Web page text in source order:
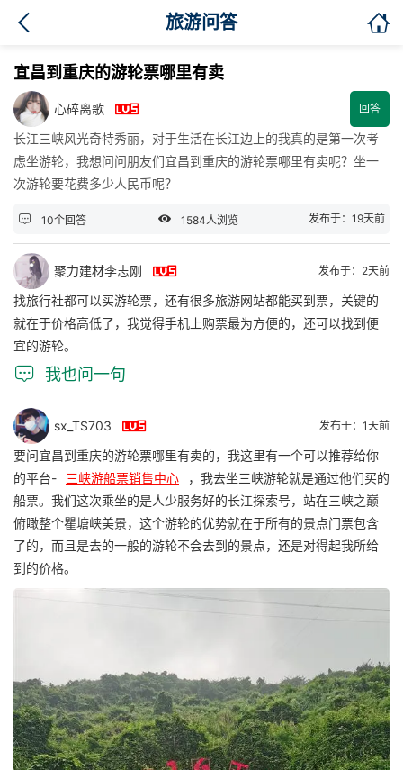
旅游问答 
宜昌到重庆的游轮票哪里有卖
心碎离歌  回答
长江三峡风光奇特秀丽，对于生活在长江边上的我真的是第一次考
虑坐游轮，我想问问朋友们宜昌到重庆的游轮票哪里有卖呢？坐一
次游轮要花费多少人民币呢？
 10个回答  1584人浏览 发布于：19天前
聚力建材李志刚  发布于：2天前
找旅行社都可以买游轮票，还有很多旅游网站都能买到票，关键的
就在于价格高低了，我觉得手机上购票最为方便的，还可以找到便
宜的游轮。
 我也问一句
sx_TS703  发布于：1天前
要问宜昌到重庆的游轮票哪里有卖的，我这里有一个可以推荐给你
的平台-
三峡游船票销售中心
，我去坐三峡游轮就是通过他们买的
船票。我们这次乘坐的是人少服务好的长江探索号，站在三峡之巅
俯瞰整个瞿塘峡美景，这个游轮的优势就在于所有的景点门票包含
了的，而且是去的一般的游轮不会去到的景点，还是对得起我所给
到的价格。